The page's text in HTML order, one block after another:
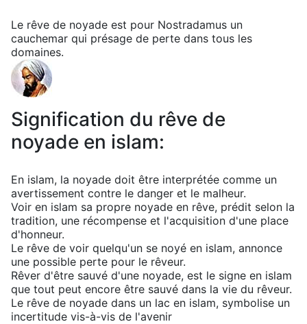
Le rêve de noyade est pour Nostradamus un
cauchemar qui présage de perte dans tous les
domaines.
Signification du rêve de
noyade en islam:
En islam, la noyade doit être interprétée comme un
avertissement contre le danger et le malheur.
Voir en islam sa propre noyade en rêve, prédit selon la
tradition, une récompense et l'acquisition d'une place
d'honneur.
Le rêve de voir quelqu'un se noyé en islam, annonce
une possible perte pour le rêveur.
Rêver d'être sauvé d'une noyade, est le signe en islam
que tout peut encore être sauvé dans la vie du rêveur.
Le rêve de noyade dans un lac en islam, symbolise un
incertitude vis-à-vis de l'avenir